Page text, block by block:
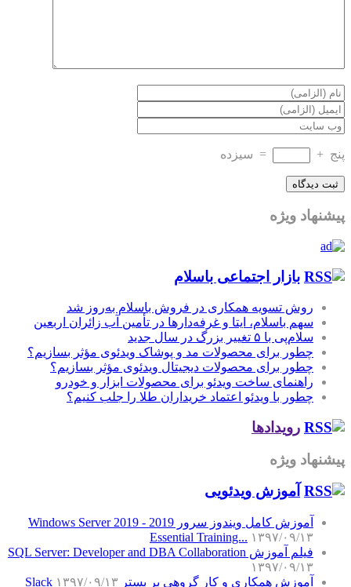
پنج +
= سیزده
پیشنهاد ویژه
بازار اجتماعی باسلام
روش تسویه همکاری در فروش باسلام به‌روز شد
سهم باسلام، ایتا و غرفه‌دارها در تأمین آب زائران اربعین
سلام‌پی با ۵ تغییر بزرگ در سال جدید
چطور برای محصولات مد و پوشاک ویدئوی مؤثر بسازیم؟
چطور برای محصولات دیجیتال ویدئوی مؤثر بسازیم؟
راهنمای ساخت ویدئو برای محصولات ابزار و خودرو
چطور با ویدئو اعتماد خریداران طلا را جلب کنیم؟
رویدادها
پیشنهاد ویژه
آموزش‌ ویدئویی
آموزش کامل ویندوز سرور 2019 - Windows Server 2019
Essential Training... ۱۳۹۷/۰۹/۱۳
فیلم آموزش SQL Server: Developer and DBA Collaboration
۱۳۹۷/۰۹/۱۳
آموزش همکاری و کار گروهی بر بستر Slack ۱۳۹۷/۰۹/۱۳